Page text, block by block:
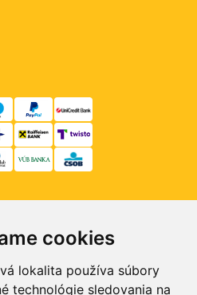
cookies
lokalita používa súbory
technológie sledovania na
s.r.o. Všechna práva vyhrazena.